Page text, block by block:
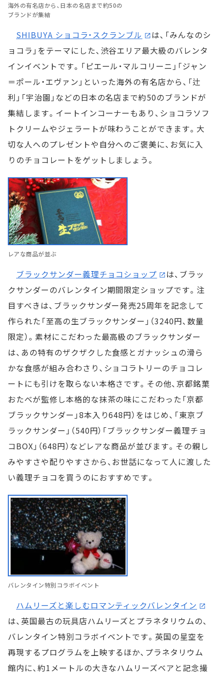
海外の有名店から、日本の名店まで約50の
ブランドが集結
SHIBUYA ショコラ・スクランブル
は、「みんなのシ
ョコラ」をテーマにした、渋谷エリア最大級のバレンタ
インイベントです。「ピエール・マルコリーニ」「ジャン
＝ポール・エヴァン」といった海外の有名店から、「辻
利」「宇治園」などの日本の名店まで約50のブランドが
集結します。イートインコーナーもあり、ショコラソフ
トクリームやジェラートが味わうことができます。大
切な人へのプレゼントや自分へのご褒美に、お気に入
りのチョコレートをゲットしましょう。
レアな商品が並ぶ
ブラックサンダー義理チョコショップ
は、ブラッ
クサンダーのバレンタイン期間限定ショップです。注
目すべきは、ブラックサンダー発売25周年を記念して
作られた「至高の生ブラックサンダー」（3240円、数量
限定）。素材にこだわった最高級のブラックサンダー
は、あの特有のザクザクした食感とガナッシュの滑ら
かな食感が組み合わさり、ショコラトリーのチョコレ
ートにも引けを取らない本格さです。その他、京都銘菓
おたべが監修し本格的な抹茶の味にこだわった「京都
ブラックサンダー」8本入り648円）をはじめ、「東京ブ
ラックサンダー」（540円）「ブラックサンダー義理チョ
コBOX」（648円）などレアな商品が並びます。その親し
みやすさや配りやすさから、お世話になって人に渡した
い義理チョコを買うのにおすすめです。
バレンタイン特別コラボイベント
ハムリーズと楽しむロマンティックバレンタイン
は、英国最古の玩具店ハムリーズとプラネタリウムの、
バレンタイン特別コラボイベントです。英国の星空を
再現するプログラムを上映するほか、プラネタリウム
館内に、約1メートルの大きなハムリーズベアと記念撮